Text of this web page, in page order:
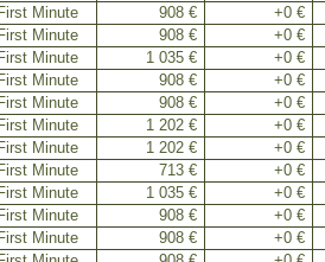
First Minute 908 € +0 €
First Minute 908 € +0 €
First Minute 1 035 € +0 €
First Minute 908 € +0 €
First Minute 908 € +0 €
First Minute 1 202 € +0 €
First Minute 1 202 € +0 €
First Minute 713 € +0 €
First Minute 1 035 € +0 €
First Minute 908 € +0 €
First Minute 908 € +0 €